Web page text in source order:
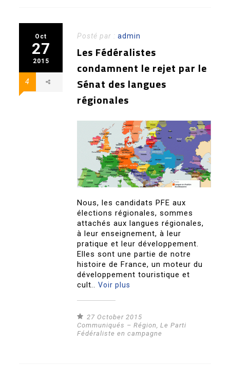
Oct
27
2015
4
Posté par :admin
Les Fédéralistes
condamnent le rejet par le
Sénat des langues
régionales
Nous, les candidats PFE aux
élections régionales, sommes
attachés aux langues régionales,
à leur enseignement, à leur
pratique et leur développement.
Elles sont une partie de notre
histoire de France, un moteur du
développement touristique et
cult..Voir plus
27 October 2015
Communiqués – Région,Le Parti
Fédéraliste en campagne